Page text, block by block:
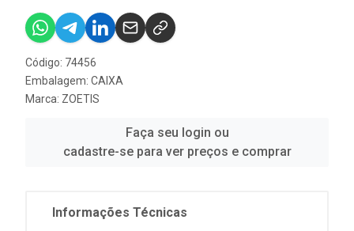
Código: 74456
Embalagem: CAIXA
Marca: ZOETIS
Faça seu login ou
cadastre-se para ver preços e comprar
Informações Técnicas